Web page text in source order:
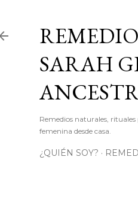
SARAH
Remedios naturales,
femenina desde casa.
¿QUIÉN SOY?